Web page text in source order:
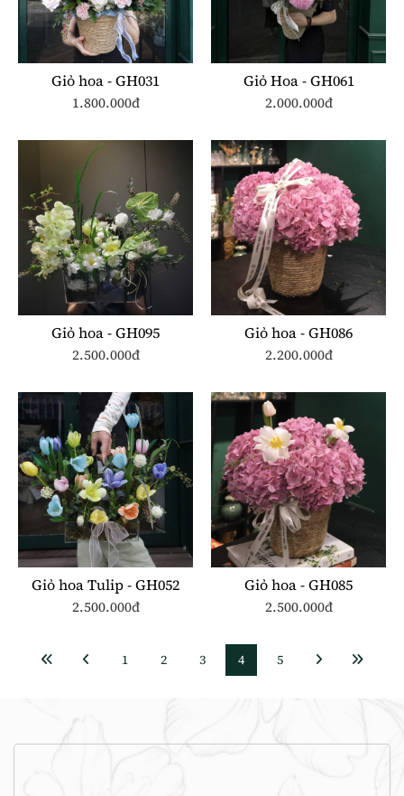
Giỏ hoa - GH031
1.800.000đ
Giỏ Hoa - GH061
2.000.000đ
Giỏ hoa - GH095
2.500.000đ
Giỏ hoa - GH086
2.200.000đ
Giỏ hoa Tulip - GH052
2.500.000đ
Giỏ hoa - GH085
2.500.000đ
1 2 3 4 5